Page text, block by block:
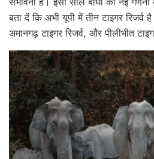
बता दें कि अभी यूपी में तीन टाइगर रिजर्व
अमानगढ़ टाइगर रिजर्व, और पीलीभीत